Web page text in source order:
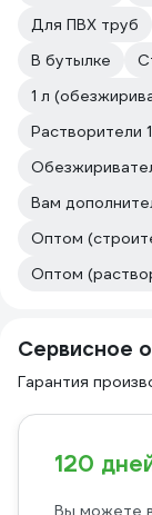
Для ПВХ труб
В бутылке
1 л
Растворители
Вам
Оптом
Оптом
Сервисное
Гарантия
120
Вы можете